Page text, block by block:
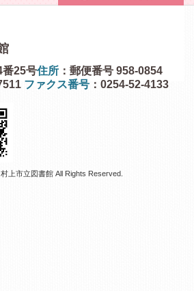
住所 ：郵便番号 958-0854
番25号
ファクス番号 ：0254-52-4133
上市立図書館 All Rights Reserved.